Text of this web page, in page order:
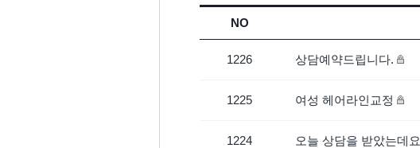
NO
1226 상담예약드립니다.
1225 여성 헤어라인교정
1224 오늘 상담을 받았는데요